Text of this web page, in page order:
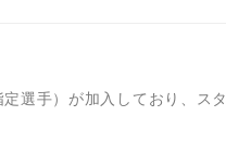
選手）が加入しており、スタ